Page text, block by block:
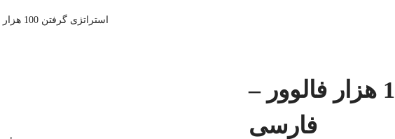
استراتژی گرفتن 100 هزار فالوور - فارسی
استراتژی گرفتن 100 هزار فالوور –
فارسی